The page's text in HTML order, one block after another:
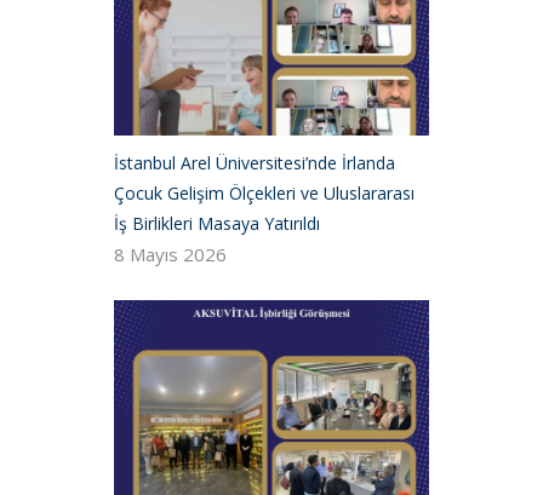
İstanbul Arel Üniversitesi’nde İrlanda
Çocuk Gelişim Ölçekleri ve Uluslararası
İş Birlikleri Masaya Yatırıldı
8 Mayıs 2026